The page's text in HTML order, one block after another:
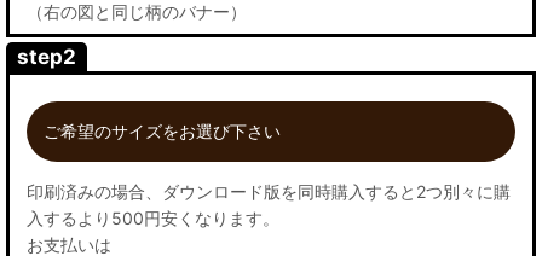
（右の図と同じ柄のバナー）
step2
ご希望のサイズをお選び下さい
印刷済みの場合、ダウンロード版を同時購入すると2つ別々に購
入するより500円安くなります。
お支払いは